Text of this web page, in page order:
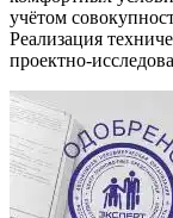
учётом
Реализация
проектно-